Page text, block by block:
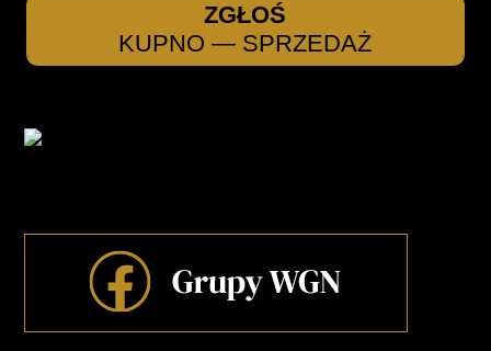
ZGŁOŚ
KUPNO — SPRZEDAŻ